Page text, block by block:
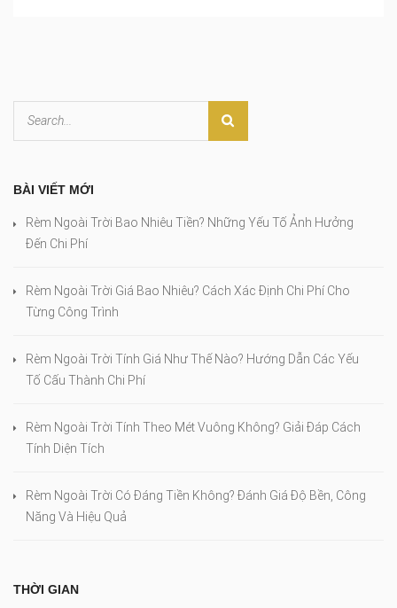
BÀI VIẾT MỚI
Rèm Ngoài Trời Bao Nhiêu Tiền? Những Yếu Tố Ảnh Hưởng
Đến Chi Phí
Rèm Ngoài Trời Giá Bao Nhiêu? Cách Xác Định Chi Phí Cho
Từng Công Trình
Rèm Ngoài Trời Tính Giá Như Thế Nào? Hướng Dẫn Các Yếu
Tố Cấu Thành Chi Phí
Rèm Ngoài Trời Tính Theo Mét Vuông Không? Giải Đáp Cách
Tính Diện Tích
Rèm Ngoài Trời Có Đáng Tiền Không? Đánh Giá Độ Bền, Công
Năng Và Hiệu Quả
THỜI GIAN